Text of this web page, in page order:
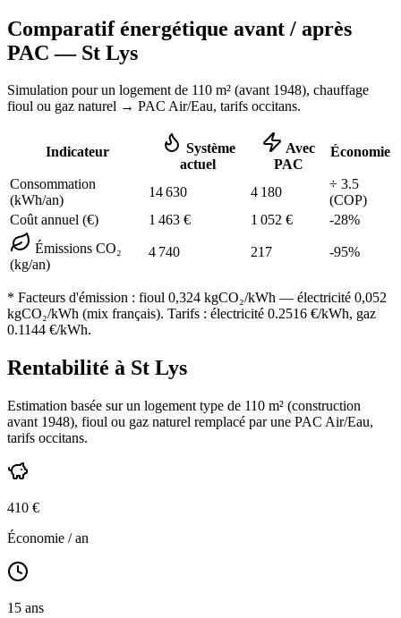
Comparatif énergétique avant / après
PAC — St Lys
Simulation pour un logement de 110 m² (avant 1948), chauffage
fioul ou gaz naturel → PAC Air/Eau, tarifs occitans.
Indicateur
Système
actuel
Avec
PAC
Économie
Consommation
(kWh/an)
14 630 4 180
÷ 3.5
(COP)
Coût annuel (€)
1 463 € 1 052 € -28%
Émissions CO₂
(kg/an)
4 740 217 -95%
* Facteurs d'émission : fioul 0,324 kgCO₂/kWh — électricité 0,052
kgCO₂/kWh (mix français). Tarifs : électricité 0.2516 €/kWh, gaz
0.1144 €/kWh.
Rentabilité à St Lys
Estimation basée sur un logement type de 110 m² (construction
avant 1948), fioul ou gaz naturel remplacé par une PAC Air/Eau,
tarifs occitans.
410 €
Économie / an
15 ans